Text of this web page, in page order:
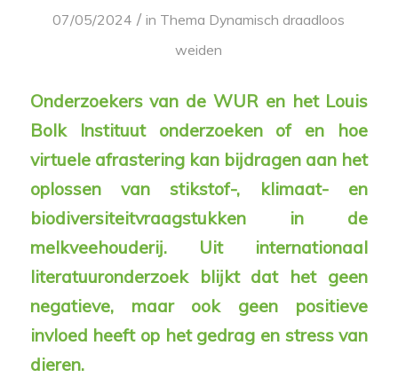
07/05/2024 / in Thema Dynamisch draadloos
weiden
Onderzoekers van de WUR en het Louis
Bolk Instituut onderzoeken of en hoe
virtuele afrastering kan bijdragen aan het
oplossen van stikstof-, klimaat- en
biodiversiteitvraagstukken in de
melkveehouderij. Uit internationaal
literatuuronderzoek blijkt dat het geen
negatieve, maar ook geen positieve
invloed heeft op het gedrag en stress van
dieren.